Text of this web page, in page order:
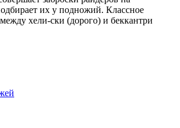
их у подножий. Классное
хели-ски (дорого) и беккантри